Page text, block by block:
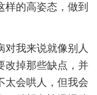
样的高姿态，做到
对我来说就像别人
改掉那些缺点，并
太会哄人，但我会